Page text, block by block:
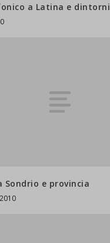
a Latina e dintorni
Sondrio e provincia